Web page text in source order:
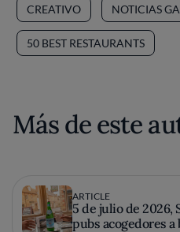
CREATIVO NOTICIAS
50 BEST RESTAURANTS
Más de este
ARTICLE
5 de julio de 2026,
pubs acogedores